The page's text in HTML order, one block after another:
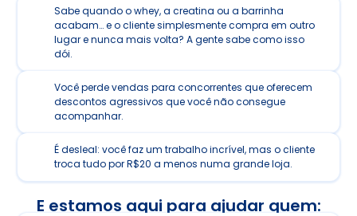
Sabe quando o whey, a creatina ou a barrinha
acabam… e o cliente simplesmente compra em outro
lugar e nunca mais volta? A gente sabe como isso
dói.
Você perde vendas para concorrentes que oferecem
descontos agressivos que você não consegue
acompanhar.
É desleal: você faz um trabalho incrível, mas o cliente
troca tudo por R$20 a menos numa grande loja.
E estamos aqui para ajudar quem: